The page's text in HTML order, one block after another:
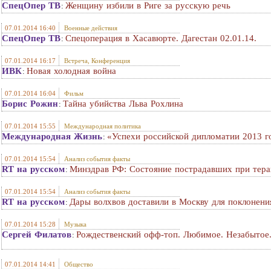
СпецОпер ТВ: Женщину избили в Риге за русскую речь
07.01.2014 16:40 Военные действия
СпецОпер ТВ: Спецоперация в Хасавюрте. Дагестан 02.01.14.
07.01.2014 16:17 Встреча, Конференция
ИВК: Новая холодная война
07.01.2014 16:04 Фильм
Борис Рожин: Тайна убийства Льва Рохлина
07.01.2014 15:55 Международная политика
Международная Жизнь: «Успехи российской дипломатии 2013
07.01.2014 15:54 Анализ события факты
RT на русском: Минздрав РФ: Состояние пострадавших при
07.01.2014 15:54 Анализ события факты
RT на русском: Дары волхвов доставили в Москву для
07.01.2014 15:28 Музыка
Сергей Филатов: Рождественский офф-топ. Любимое. Незабытое.
07.01.2014 14:41 Общество